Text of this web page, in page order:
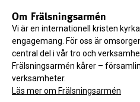
Om Frälsningsarmén
Vi är en internationell kristen
engagemang. För oss är
central del i vår tro och
Frälsningsarmén kårer –
verksamheter.
Läs mer om Frälsningsarmén